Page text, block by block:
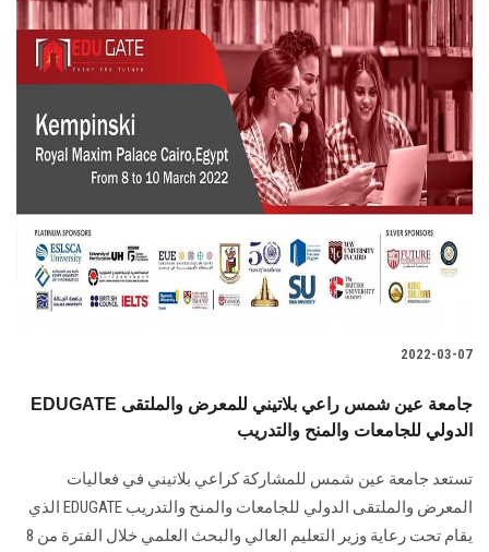
2022-03-07
EDUGATE جامعة عين شمس راعي بلاتيني للمعرض والملتقى
الدولي للجامعات والمنح والتدريب
تستعد جامعة عين شمس للمشاركة كراعي بلاتيني في فعاليات
المعرض والملتقى الدولي للجامعات والمنح والتدريب EDUGATE الذي
يقام تحت رعاية وزير التعليم العالي والبحث العلمي خلال الفترة من 8